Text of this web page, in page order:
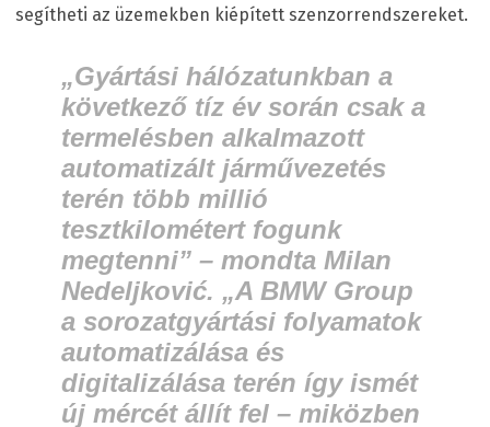
segítheti az üzemekben kiépített szenzorrendszereket.
„Gyártási hálózatunkban a
következő tíz év során csak a
termelésben alkalmazott
automatizált járművezetés
terén több millió
tesztkilométert fogunk
megtenni” – mondta Milan
Nedeljković. „A BMW Group
a sorozatgyártási folyamatok
automatizálása és
digitalizálása terén így ismét
új mércét állít fel – miközben